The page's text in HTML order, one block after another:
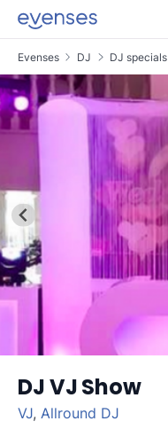
Evenses DJ DJ specials
DJ VJ Show
VJ, Allround DJ